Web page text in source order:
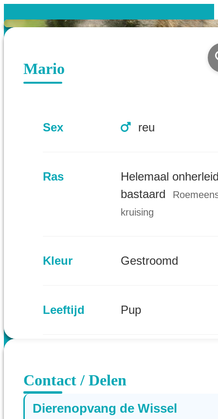
Mario
Sex reu
Ras
Helemaal
bastaard
kruising
Kleur Gestroomd
Leeftijd Pup
Contact / Delen
Dierenopvang de Wissel